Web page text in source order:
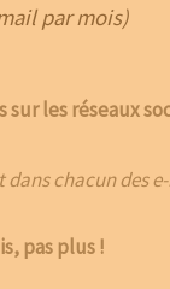
par mois)
sur les réseaux
dans chacun des
pas plus !